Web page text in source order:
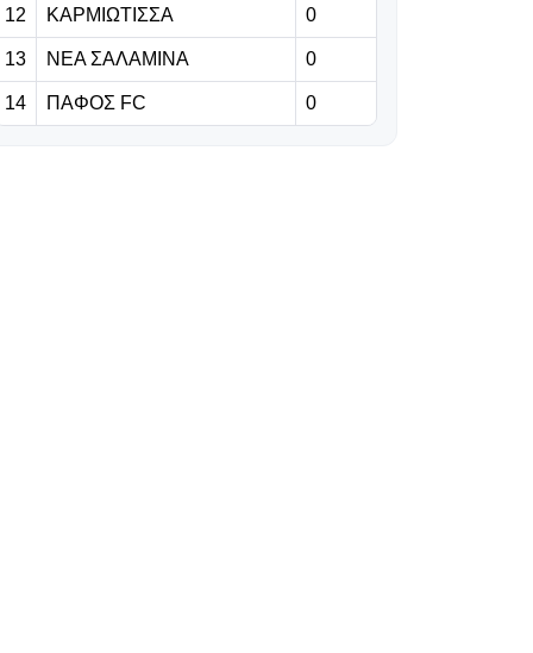
06.08.2026 | 23:06
Έχασε από την
Άντερλεχτ ο
12 ΚΑΡΜΙΩΤΙΣΣΑ 0
13 ΝΕΑ ΣΑΛΑΜΙΝΑ 0
14 ΠΑΦΟΣ FC 0